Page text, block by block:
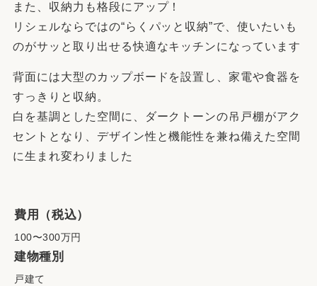
また、収納力も格段にアップ！
リシェルならではの“らくパッと収納”で、使いたいも
のがサッと取り出せる快適なキッチンになっています
背面には大型のカップボードを設置し、家電や食器を
すっきりと収納。
白を基調とした空間に、ダークトーンの吊戸棚がアク
セントとなり、デザイン性と機能性を兼ね備えた空間
に生まれ変わりました
費用（税込）
100〜300万円
建物種別
戸建て